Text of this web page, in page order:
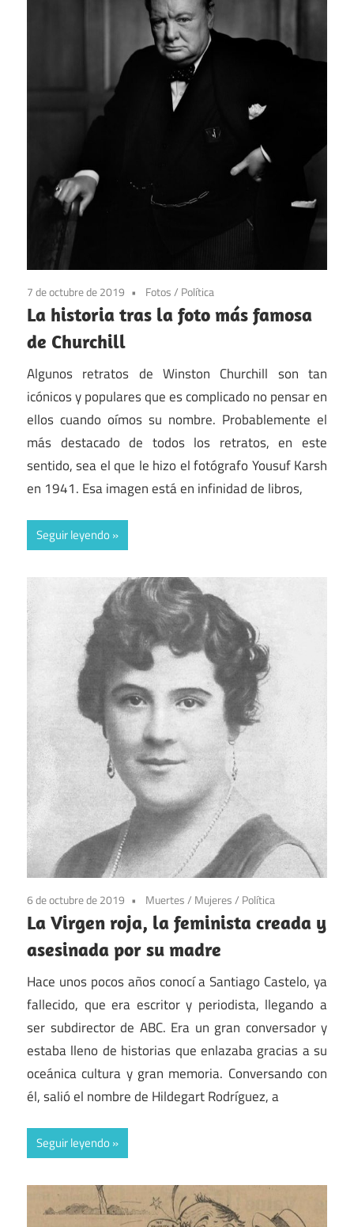
7 de octubre de 2019 Fotos/ Política
La historia tras la foto más famosa
de Churchill
Algunos retratos de Winston Churchill son tan
icónicos y populares que es complicado no pensar en
ellos cuando oímos su nombre. Probablemente el
más destacado de todos los retratos, en este
sentido, sea el que le hizo el fotógrafo Yousuf Karsh
en 1941. Esa imagen está en infinidad de libros,
Seguir leyendo
6 de octubre de 2019 Muertes/ Mujeres/ Política
La Virgen roja, la feminista creada y
asesinada por su madre
Hace unos pocos años conocí a Santiago Castelo, ya
fallecido, que era escritor y periodista, llegando a
ser subdirector de ABC. Era un gran conversador y
estaba lleno de historias que enlazaba gracias a su
oceánica cultura y gran memoria. Conversando con
él, salió el nombre de Hildegart Rodríguez, a
Seguir leyendo